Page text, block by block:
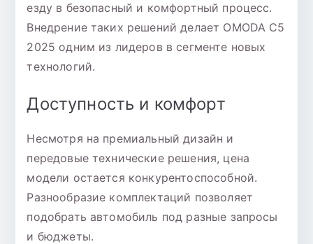
езду в безопасный и комфортный процесс.
Внедрение таких решений делает OMODA C5
2025 одним из лидеров в сегменте новых
технологий.
Доступность и комфорт
Несмотря на премиальный дизайн и
передовые технические решения, цена
модели остается конкурентоспособной.
Разнообразие комплектаций позволяет
подобрать автомобиль под разные запросы
и бюджеты.